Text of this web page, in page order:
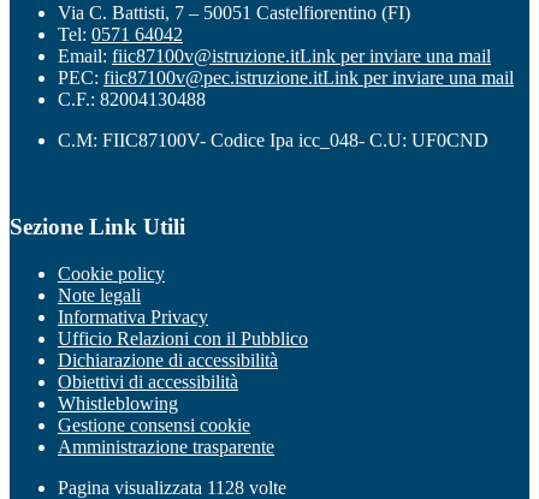
Via C. Battisti, 7 – 50051 Castelfiorentino (FI)
Tel: 0571 64042
Email: fiic87100v@istruzione.itLink per inviare una mail
PEC: fiic87100v@pec.istruzione.itLink per inviare una mail
C.F.: 82004130488
C.M: FIIC87100V- Codice Ipa icc_048- C.U: UF0CND
Sezione Link Utili
Cookie policy
Note legali
Informativa Privacy
Ufficio Relazioni con il Pubblico
Dichiarazione di accessibilità
Obiettivi di accessibilità
Whistleblowing
Gestione consensi cookie
Amministrazione trasparente
Pagina visualizzata 1128 volte